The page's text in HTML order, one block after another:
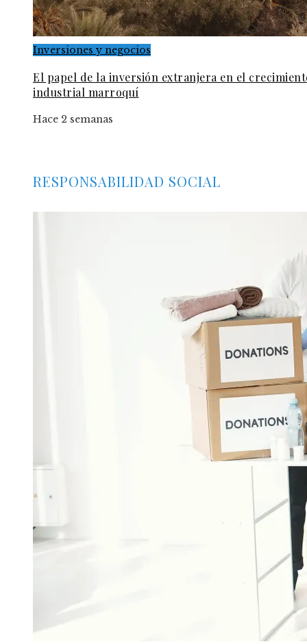
Inversiones y negocios
El papel de la inversión extranjera en el
industrial marroquí
Hace 2 semanas
RESPONSABILIDAD SOCIAL